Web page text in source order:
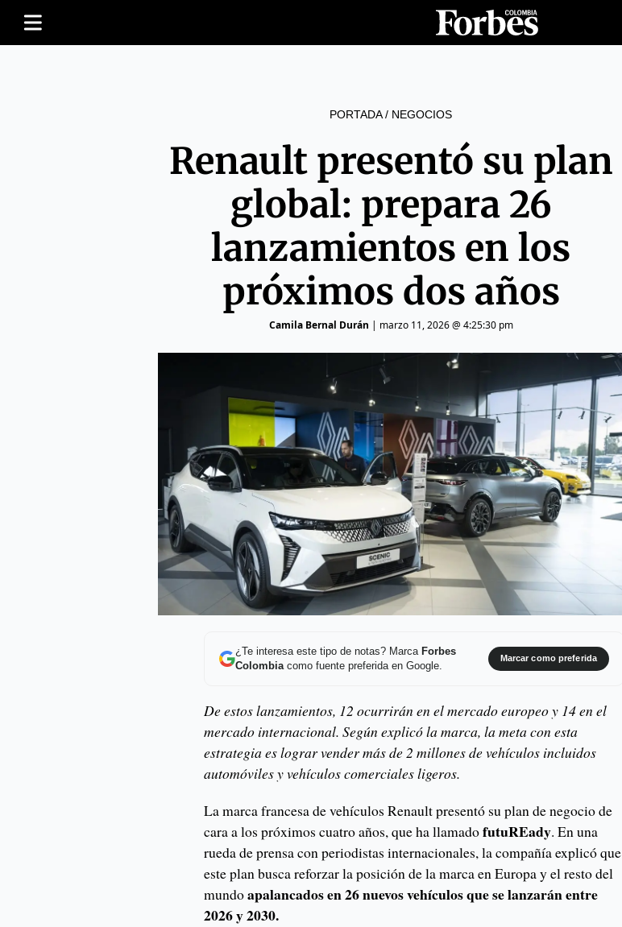
PORTADA/ NEGOCIOS
Renault presentó su plan
global: prepara 26
lanzamientos en los
próximos dos años
Camila Bernal Durán | marzo 11, 2026 @ 4:25:30 pm
¿Te interesa este tipo de notas? Marca Forbes
Colombiacomo fuente preferida en Google.
Marcar como preferida
De estos lanzamientos, 12 ocurrirán en el mercado europeo y 14 en el
mercado internacional. Según explicó la marca, la meta con esta
estrategia es lograr vender más de 2 millones de vehículos incluidos
automóviles y vehículos comerciales ligeros.
La marca francesa de vehículos Renault presentó su plan de negocio de
cara a los próximos cuatro años, que ha llamadofutuREady. En una
rueda de prensa con periodistas internacionales, la compañía explicó que
este plan busca reforzar la posición de la marca en Europa y el resto del
mundoapalancados en 26 nuevos vehículos que se lanzarán entre
2026 y 2030.